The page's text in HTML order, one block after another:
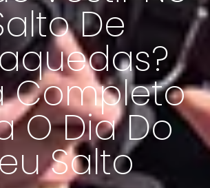
De
Completo
O Dia Do
Salto